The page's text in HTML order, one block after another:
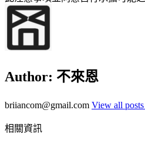
Author: 不來恩
briiancom@gmail.com View all
相關資訊